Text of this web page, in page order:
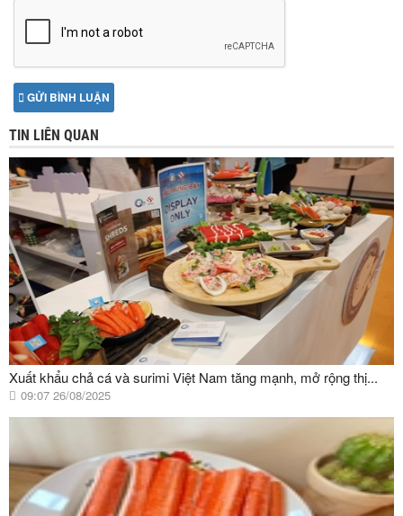
GỬI BÌNH LUẬN
TIN LIÊN QUAN
Xuất khẩu chả cá và surimi Việt Nam tăng mạnh, mở rộng thị...
09:07 26/08/2025